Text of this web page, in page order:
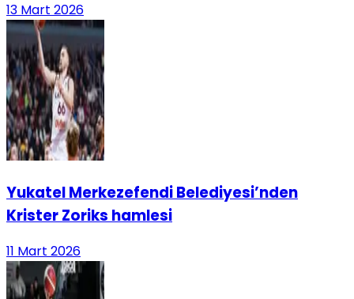
13 Mart 2026
Yukatel Merkezefendi Belediyesi’nden
Krister Zoriks hamlesi
11 Mart 2026